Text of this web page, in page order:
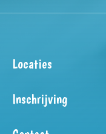
Locaties
Inschrijving